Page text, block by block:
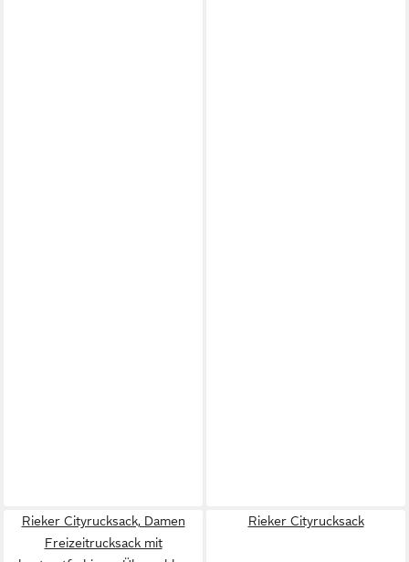
Rieker Cityrucksack, Damen
Freizeitrucksack mit
Rieker Cityrucksack